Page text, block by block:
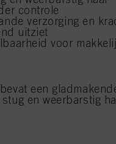
controle
verzorging en
uitziet
voor
een
en weerbarstig